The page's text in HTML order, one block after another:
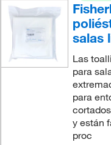
salas
Las
para
para
y están
proc